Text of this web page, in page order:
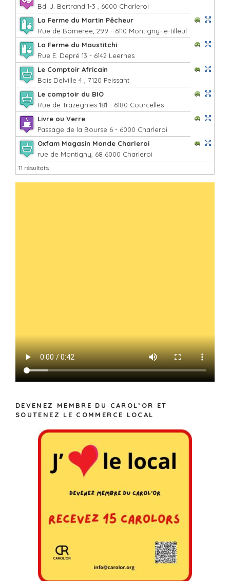
Bd. J. Bertrand 1-3 , 6000 Charleroi
La Ferme du Martin Pêcheur
Rue de Bomerée, 299 - 6110 Montigny-le-tilleul
La Ferme du Maustitchi
Rue E. Depré 13 - 6142 Leernes
Le Comptoir Africain
Bois Delville 4 , 7120 Peissant
Le comptoir du BIO
Rue de Trazegnies 181 - 6180 Courcelles
Livre ou Verre
Passage de la Bourse 6 - 6000 Charleroi
Oxfam Magasin Monde Charleroi
rue de Montigny, 68 6000 Charleroi
11 résultats
DEVENEZ MEMBRE DU CAROL’OR ET
SOUTENEZ LE COMMERCE LOCAL